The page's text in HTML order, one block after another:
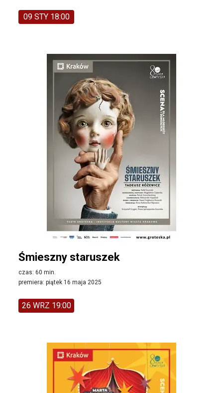
09 STY 18:00
Śmieszny staruszek
czas: 60 min.
premiera: piątek 16 maja 2025
26 WRZ 19:00